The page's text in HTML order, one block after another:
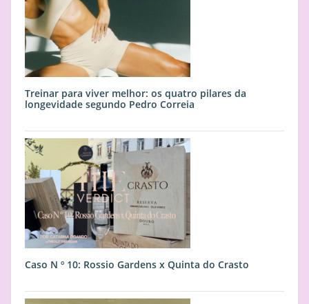
Treinar para viver melhor: os quatro pilares da
longevidade segundo Pedro Correia
Caso N º 10: Rossio Gardens x Quinta do Crasto